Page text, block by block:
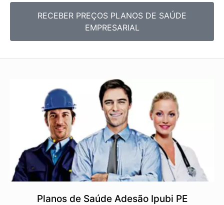
RECEBER PREÇOS PLANOS DE SAÚDE
EMPRESARIAL
Planos de Saúde Adesão Ipubi PE